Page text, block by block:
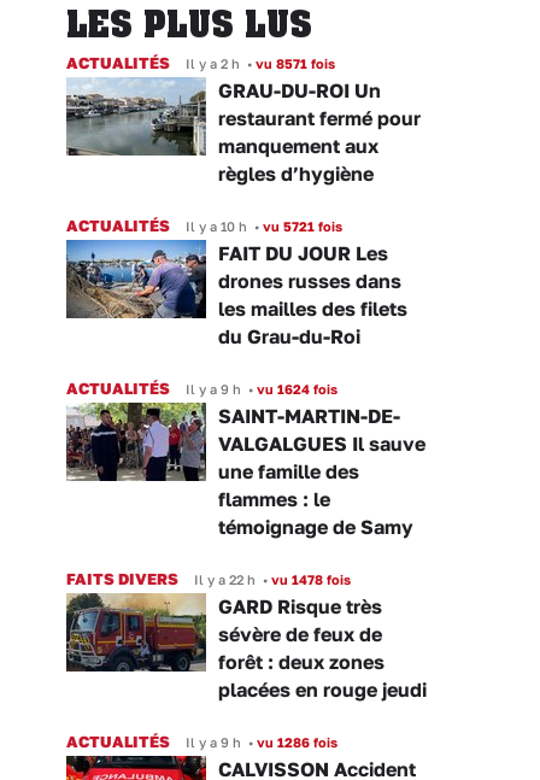
LES PLUS LUS
ACTUALITÉS Il y a 2 h • vu 8571 fois
GRAU-DU-ROI Un
restaurant fermé pour
manquement aux
règles d’hygiène
ACTUALITÉS Il y a 10 h • vu 5721 fois
FAIT DU JOUR Les
drones russes dans
les mailles des filets
du Grau-du-Roi
ACTUALITÉS Il y a 9 h • vu 1624 fois
SAINT-MARTIN-DE-
VALGALGUES Il sauve
une famille des
flammes : le
témoignage de Samy
FAITS DIVERS Il y a 22 h • vu 1478 fois
GARD Risque très
sévère de feux de
forêt : deux zones
placées en rouge jeudi
ACTUALITÉS Il y a 9 h • vu 1286 fois
CALVISSON Accident